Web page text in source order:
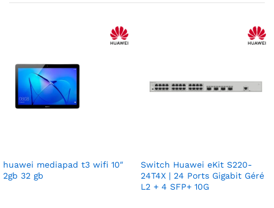
huawei mediapad t3 wifi 10″
2gb 32 gb
Switch Huawei eKit S220-
24T4X | 24 Ports Gigabit Géré
L2 + 4 SFP+ 10G